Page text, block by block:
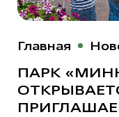
Главная
ПАРК